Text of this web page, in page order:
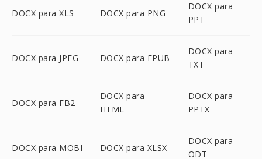
DOCX para XLS DOCX para PNG
DOCX para
PPT
DOCX para JPEG DOCX para EPUB
DOCX para
TXT
DOCX para FB2
DOCX para
HTML
DOCX para
PPTX
DOCX para MOBI DOCX para XLSX
DOCX para
ODT